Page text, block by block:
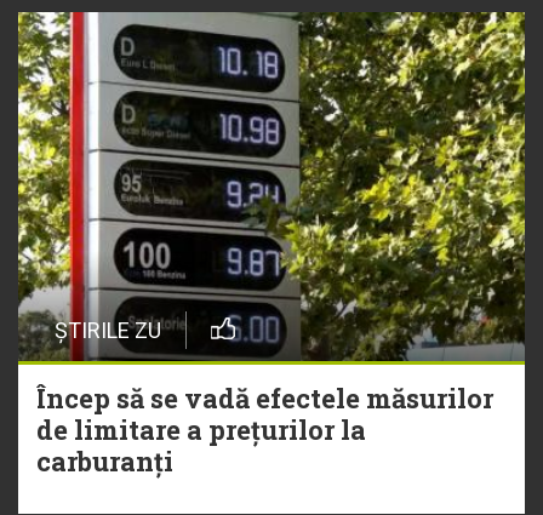
ȘTIRILE ZU
Încep să se vadă efectele măsurilor
de limitare a prețurilor la
carburanți